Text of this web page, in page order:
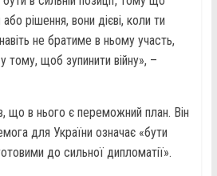
рішення, вони дієві, коли ти
не братиме в ньому участь,
тому, щоб зупинити війну», –
що в нього є переможний план. Він
для України означає «бути
до сильної дипломатії».